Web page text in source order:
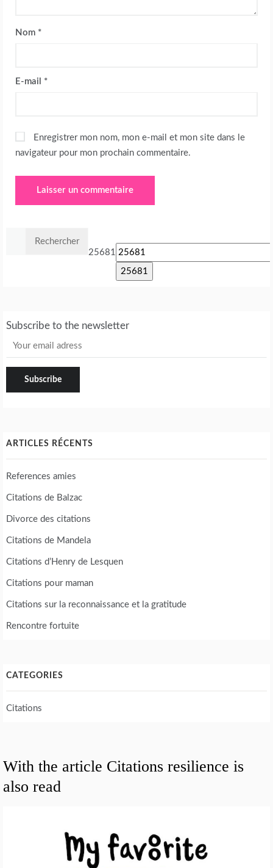
Nom *
E-mail *
Enregistrer mon nom, mon e-mail et mon site dans le
navigateur pour mon prochain commentaire.
25681
Subscribe to the newsletter
ARTICLES RÉCENTS
References amies
Citations de Balzac
Divorce des citations
Citations de Mandela
Citations d’Henry de Lesquen
Citations pour maman
Citations sur la reconnaissance et la gratitude
Rencontre fortuite
CATEGORIES
Citations
With the article Citations resilience is
also read